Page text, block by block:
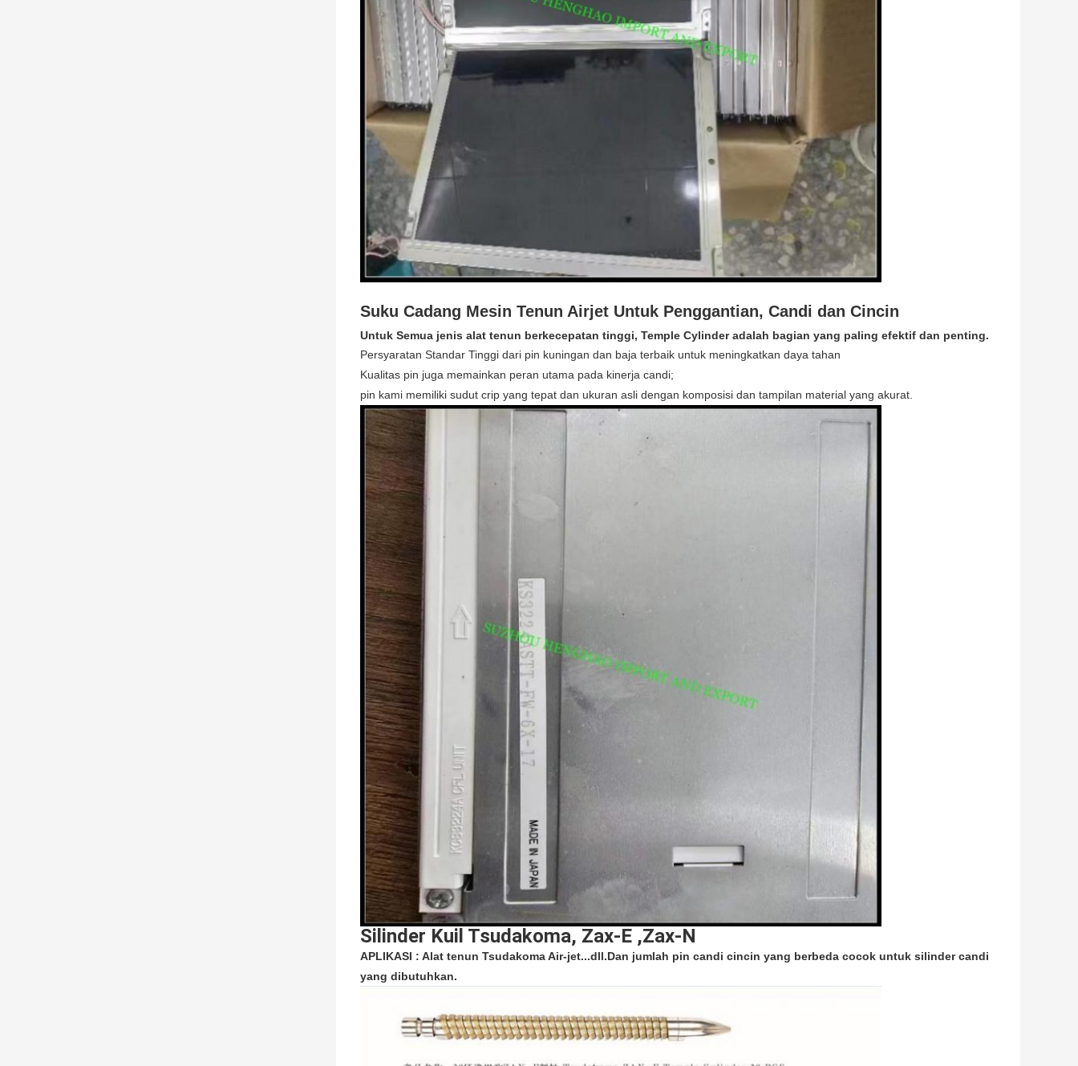
Suku Cadang Mesin Tenun Airjet Untuk Penggantian, Candi dan Cincin
Untuk Semua jenis alat tenun berkecepatan tinggi, Temple Cylinder adalah bagian yang paling efektif dan penting.
Persyaratan Standar Tinggi dari pin kuningan dan baja terbaik untuk meningkatkan daya tahan
Kualitas pin juga memainkan peran utama pada kinerja candi;
pin kami memiliki sudut crip yang tepat dan ukuran asli dengan komposisi dan tampilan material yang akurat.
Silinder Kuil Tsudakoma, Zax-E ,Zax-N
APLIKASI : Alat tenun Tsudakoma Air-jet...dll.Dan jumlah pin candi cincin yang berbeda cocok untuk silinder candi
yang dibutuhkan.